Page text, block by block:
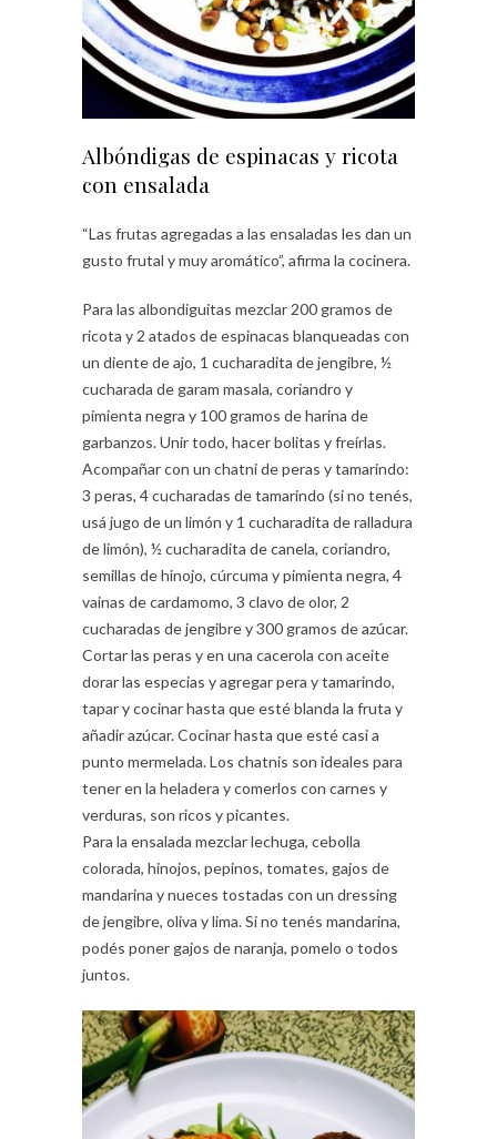
Albóndigas de espinacas y ricota
con ensalada
“Las frutas agregadas a las ensaladas les dan un
gusto frutal y muy aromático”, afirma la cocinera.
Para las albondiguitas mezclar 200 gramos de
ricota y 2 atados de espinacas blanqueadas con
un diente de ajo, 1 cucharadita de jengibre, ½
cucharada de garam masala, coriandro y
pimienta negra y 100 gramos de harina de
garbanzos. Unir todo, hacer bolitas y freírlas.
Acompañar con un chatni de peras y tamarindo:
3 peras, 4 cucharadas de tamarindo (si no tenés,
usá jugo de un limón y 1 cucharadita de ralladura
de limón), ½ cucharadita de canela, coriandro,
semillas de hinojo, cúrcuma y pimienta negra, 4
vainas de cardamomo, 3 clavo de olor, 2
cucharadas de jengibre y 300 gramos de azúcar.
Cortar las peras y en una cacerola con aceite
dorar las especias y agregar pera y tamarindo,
tapar y cocinar hasta que esté blanda la fruta y
añadir azúcar. Cocinar hasta que esté casi a
punto mermelada. Los chatnis son ideales para
tener en la heladera y comerlos con carnes y
verduras, son ricos y picantes.
Para la ensalada mezclar lechuga, cebolla
colorada, hinojos, pepinos, tomates, gajos de
mandarina y nueces tostadas con un dressing
de jengibre, oliva y lima. Si no tenés mandarina,
podés poner gajos de naranja, pomelo o todos
juntos.